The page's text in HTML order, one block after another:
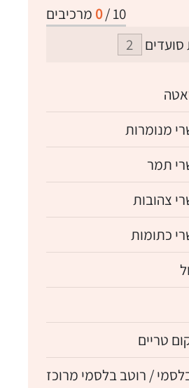
10
/
0 מרכיבים
מנומרות
תמר
צהובות
כתומות
טריים
/ רוטב בלסמי מרוכז